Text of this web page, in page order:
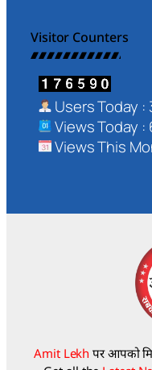
Visitor Counters
Users Today :
Views Today :
Views This
Amit Lekh पर आपको